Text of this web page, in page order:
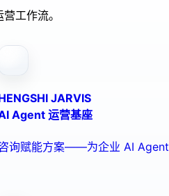
工作流。
JARVIS
Agent 运营基座
询赋能方案——为企业 AI Agent